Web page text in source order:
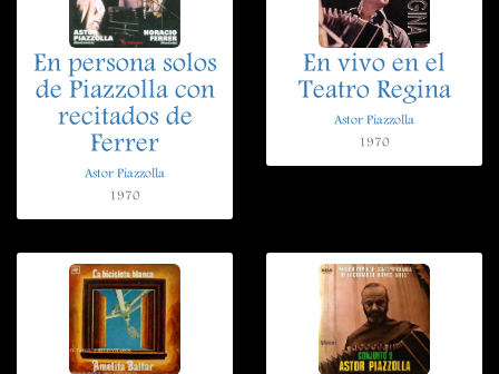
En persona solos
de Piazzolla con
recitados de
Ferrer
Astor Piazzolla
1970
En vivo en el
Teatro Regina
Astor Piazzolla
1970